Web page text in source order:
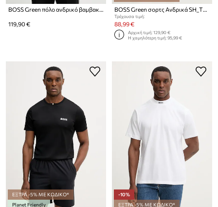
119,90 €
Τρέχουσα τιμή:
88,99 €
Αρχική τιμή:129,90 €
Η χαμηλότερη τιμή:95,99 €
ΕΞΤΡΑ -5% ΜΕ ΚΩΔΙΚΟ*
Planet Friendly
-10%
ΕΞΤΡΑ -5% ΜΕ ΚΩΔΙΚΟ*